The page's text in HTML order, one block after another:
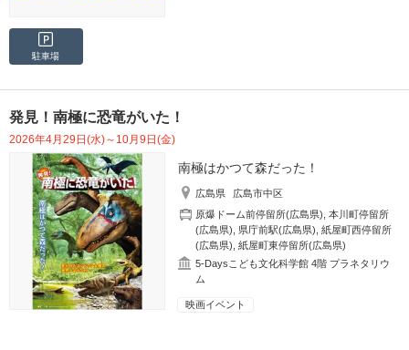
駐車場
発見！南極に恐竜がいた！
2026年4月29日(水)～10月9日(金)
南極はかつて森だった！
広島県
広島市中区
原爆ドーム前停留所(広島県) ,本川町停留所
(広島県)
県庁前駅(広島県) ,紙屋町西停留所
(広島県) ,紙屋町東停留所(広島県)
5-Daysこども文化科学館 4階 プラネタリウ
ム
映画イベント